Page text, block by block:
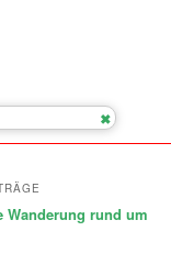
Wanderung rund um